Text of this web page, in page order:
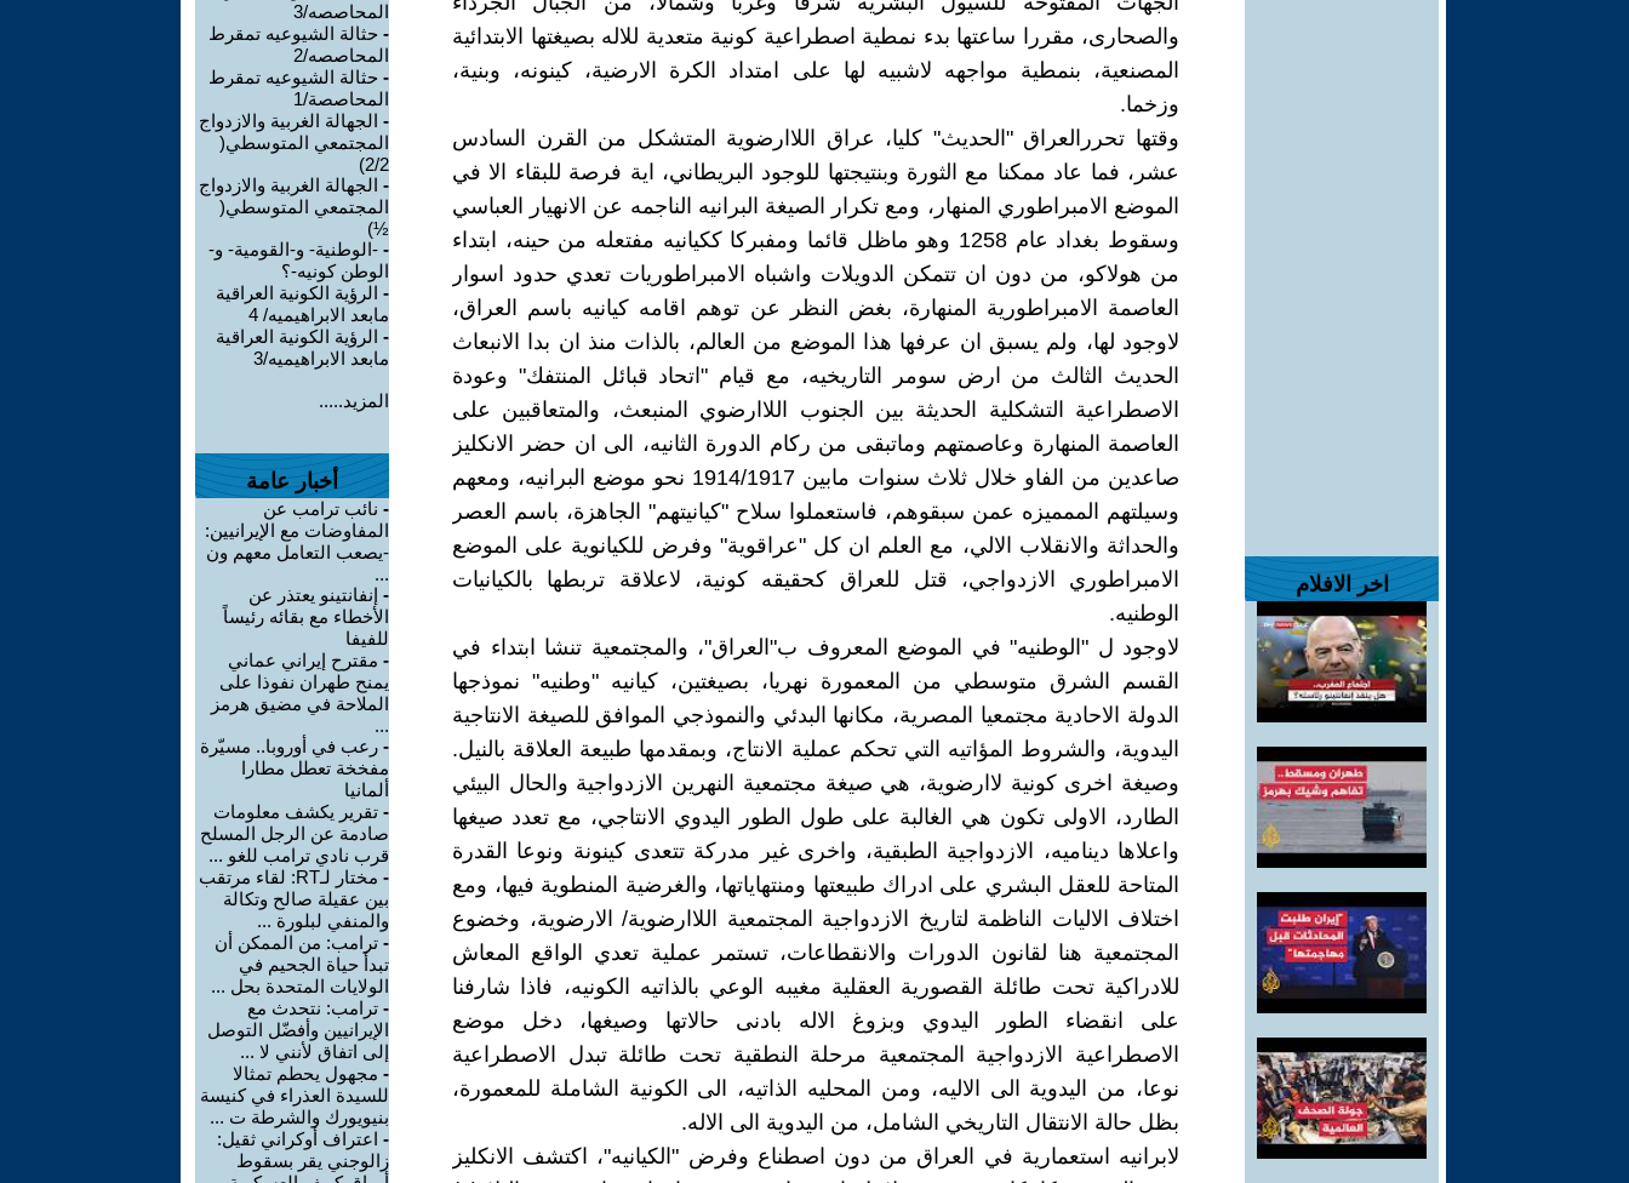
اخر الافلام
والصحارى، مقررا ساعتها بدء نمطية اصطراعية كونية متعدية للاله بصيغتها الابتدائية
المصنعية، بنمطية مواجهه لاشبيه لها على امتداد الكرة الارضية، كينونه، وبنية،
وزخما.
وقتها تحررالعراق "الحديث" كليا، عراق اللاارضوية المتشكل من القرن السادس
عشر، فما عاد ممكنا مع الثورة وبنتيجتها للوجود البريطاني، اية فرصة للبقاء الا في
الموضع الامبراطوري المنهار، ومع تكرار الصيغة البرانيه الناجمه عن الانهيار العباسي
وسقوط بغداد عام 1258 وهو ماظل قائما ومفبركا ككيانيه مفتعله من حينه، ابتداء
من هولاكو، من دون ان تتمكن الدويلات واشباه الامبراطوريات تعدي حدود اسوار
العاصمة الامبراطورية المنهارة، بغض النظر عن توهم اقامه كيانيه باسم العراق،
لاوجود لها، ولم يسبق ان عرفها هذا الموضع من العالم، بالذات منذ ان بدا الانبعاث
الحديث الثالث من ارض سومر التاريخيه، مع قيام "اتحاد قبائل المنتفك" وعودة
الاصطراعية التشكلية الحديثة بين الجنوب اللاارضوي المنبعث، والمتعاقبين على
العاصمة المنهارة وعاصمتهم وماتبقى من ركام الدورة الثانيه، الى ان حضر الانكليز
صاعدين من الفاو خلال ثلاث سنوات مابين 1914/1917 نحو موضع البرانيه، ومعهم
وسيلتهم الممميزه عمن سبقوهم، فاستعملوا سلاح "كيانيتهم" الجاهزة، باسم العصر
والحداثة والانقلاب الالي، مع العلم ان كل "عراقوية" وفرض للكيانوية على الموضع
الامبراطوري الازدواجي، قتل للعراق كحقيقه كونية، لاعلاقة تربطها بالكيانيات
الوطنيه.
لاوجود ل "الوطنيه" في الموضع المعروف ب"العراق"، والمجتمعية تنشا ابتداء في
القسم الشرق متوسطي من المعمورة نهريا، بصيغتين، كيانيه "وطنيه" نموذجها
الدولة الاحادية مجتمعيا المصرية، مكانها البدئي والنموذجي الموافق للصيغة الانتاجية
اليدوية، والشروط المؤاتيه التي تحكم عملية الانتاج، وبمقدمها طبيعة العلاقة بالنيل.
وصيغة اخرى كونية لاارضوية، هي صيغة مجتمعية النهرين الازدواجية والحال البيئي
الطارد، الاولى تكون هي الغالبة على طول الطور اليدوي الانتاجي، مع تعدد صيغها
واعلاها ديناميه، الازدواجية الطبقية، واخرى غير مدركة تتعدى كينونة ونوعا القدرة
المتاحة للعقل البشري على ادراك طبيعتها ومنتهاياتها، والغرضية المنطوية فيها، ومع
اختلاف الاليات الناظمة لتاريخ الازدواجية المجتمعية اللاارضوية/ الارضوية، وخضوع
المجتمعية هنا لقانون الدورات والانقطاعات، تستمر عملية تعدي الواقع المعاش
للادراكية تحت طائلة القصورية العقلية مغيبه الوعي بالذاتيه الكونيه، فاذا شارفنا
على انقضاء الطور اليدوي وبزوغ الاله بادنى حالاتها وصيغها، دخل موضع
الاصطراعية الازدواجية المجتمعية مرحلة النطقية تحت طائلة تبدل الاصطراعية
نوعا، من اليدوية الى الاليه، ومن المحليه الذاتيه، الى الكونية الشاملة للمعمورة،
بظل حالة الانتقال التاريخي الشامل، من اليدوية الى الاله.
لابرانيه استعمارية في العراق من دون اصطناع وفرض "الكيانيه"، اكتشف الانكليز
المحاصصه/3
- حثالة الشيوعيه تمقرط
المحاصصه/2
- حثالة الشيوعيه تمقرط
المحاصصة/1
- الجهالة الغربية والازدواج
المجتمعي المتوسطي(
2/2)
- الجهالة الغربية والازدواج
المجتمعي المتوسطي(
½)
- -الوطنية- و-القومية- و-
الوطن كونيه-؟
- الرؤية الكونية العراقية
مابعد الابراهيميه/ 4
- الرؤية الكونية العراقية
مابعد الابراهيميه/3
المزيد.....
أخبار عامة
- نائب ترامب عن
المفاوضات مع الإيرانيين:
-يصعب التعامل معهم ون
...
- إنفانتينو يعتذر عن
الأخطاء مع بقائه رئيساً
للفيفا
- مقترح إيراني عماني
يمنح طهران نفوذا على
الملاحة في مضيق هرمز
...
- رعب في أوروبا.. مسيّرة
مفخخة تعطل مطارا
ألمانيا
- تقرير يكشف معلومات
صادمة عن الرجل المسلح
قرب نادي ترامب للغو ...
-
مختار لـRT: لقاء مرتقب
بين عقيلة صالح وتكالة
والمنفي لبلورة ...
- ترامب: من الممكن أن
تبدأ حياة الجحيم في
الولايات المتحدة بحل ...
- ترامب: نتحدث مع
الإيرانيين وأفضّل التوصل
إلى اتفاق لأنني لا ...
- مجهول يحطم تمثالا
للسيدة العذراء في كنيسة
بنيويورك والشرطة ت ...
- اعتراف أوكراني ثقيل:
زالوجني يقر بسقوط